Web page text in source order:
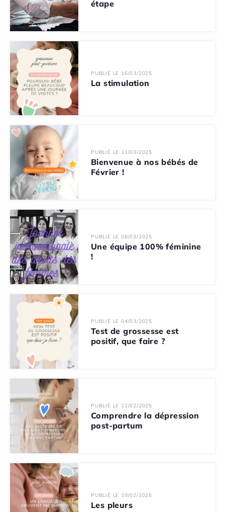
étape
PUBLIÉ LE 16/03/2025
La stimulation
PUBLIÉ LE 11/03/2025
Bienvenue à nos bébés de
Février !
PUBLIÉ LE 08/03/2025
Une équipe 100% féminine
!
PUBLIÉ LE 04/03/2025
Test de grossesse est
positif, que faire ?
PUBLIÉ LE 22/02/2025
Comprendre la dépression
post-partum
PUBLIÉ LE 19/02/2025
Les pleurs